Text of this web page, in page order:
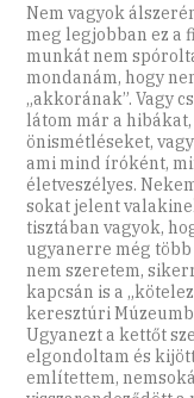
Nem vagyok
meg legjobban ez a
munkát nem
mondanám, hogy
„akkorának”. Vagy
látom már a
önismétléseket,
ami mind íróként,
életveszélyes.
sokat jelent
tisztában vagyok,
ugyanerre még
nem szeretem,
kapcsán is a
keresztúri
Ugyanezt a kettőt
elgondoltam és
említettem,